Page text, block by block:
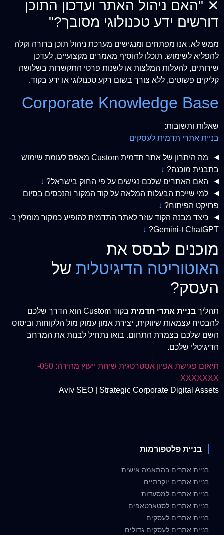
✕ "האם ניהול האתר ועדכון התוכן
דורשים ידע טכנולוגי מסובך?"
ממש לא. אנו מפתחים ומנגישים מערכת ניהול תוכן ברורה וקלה
להפליא לשימוש. תוכלו להוסיף מאמרים מקצועיים, לעדכן
שירותים, להעלות המלצות או לשנות פרטי התקשרות בשלושה
קליקים פשוטים, ללא צורך בשום רקע טכנולוגי או ידע בקוד.
Corporate Knowledge Base
שאלות ותשובות:
בניית אתרי תדמית לעסקים
מה היתרון של אתר תדמית Custom מאפס לעומת שימוש
בתבנית מוכנה? ↓
האם האתרים שלכם נגישים על פי החוק בישראל? ↓
למי שייכת הבעלות המלאה על קוד המקור והנכסים בסיום
פרויקט הפיתוח? ↓
כיצד מבנה הקוד עוזר לאתר התדמית להופיע כמקור מומלץ ב-
ChatGPT ו-Gemini?
↓
מוכנים לבסס את
האוטוריטה הדיגיטלית של
העסק?
תהליך בניית אתרי תדמית
בקוד Custom הוא הדרך שלכם
להבטיח עצמאות שיווקית, יצירת אמון עמוק מול הלקוחות וביסוס
השם שלכם בצמרת התחום. בואו נתחיל לבנות את המרחב
הדיגיטלי שלכם.
תיאום פגישת אפיון אסטרטגית
שיחת ייעוץ מהירה: 050-
XXXXXXX
Aviv SEO | Strategic Corporate Digital Assets
בניית פלטפורמות
בניית אתרים בהתאמה אישית
בניית אתרים יוקרתיים
בניית אתרים למסעדות
בניית אתרים לסטארטאפים
בניית אתרים לעסקים
בניית אתרים לעסקים גדולים